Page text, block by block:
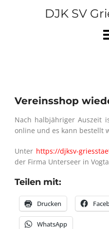
DJK SV
Vereinsshop
Nach halbjähriger Auszeit
online und es kann bestellt
Unter https://djksv-
der Firma Unterseer in
Teilen mit:
Drucken
WhatsApp